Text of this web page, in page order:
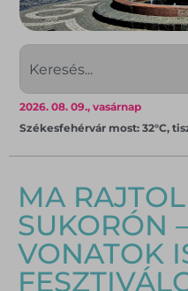
2026. 08. 09., vasárnap
Székesfehérvár most: 32°C,
MA
SUKORÓN
VONATOK